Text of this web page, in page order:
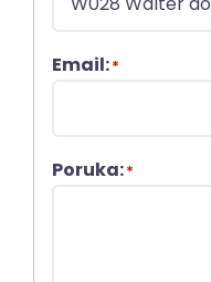
Email:*
Poruka:*